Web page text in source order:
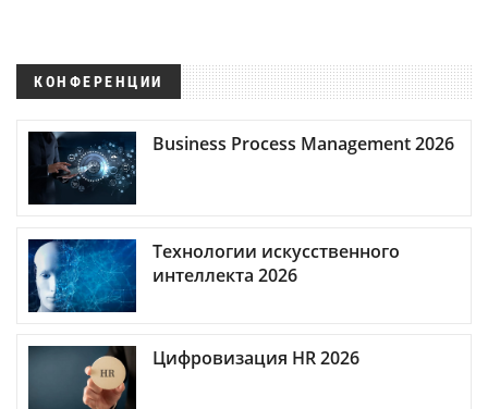
КОНФЕРЕНЦИИ
Business Process Management 2026
Технологии искусственного
интеллекта 2026
Цифровизация HR 2026